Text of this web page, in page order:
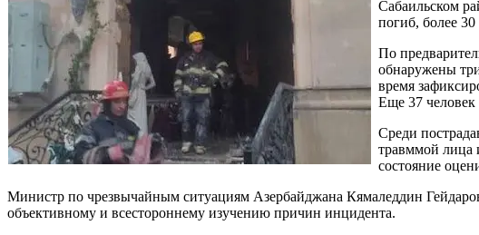
Сабаильском
погиб, более
По
обнаружены
время
Еще 37 человек
Среди
травммой лица
состояние
Министр по чрезвычайным ситуациям Азербайджана Кямаледдин
объективному и всестороннему изучению причин инцидента.